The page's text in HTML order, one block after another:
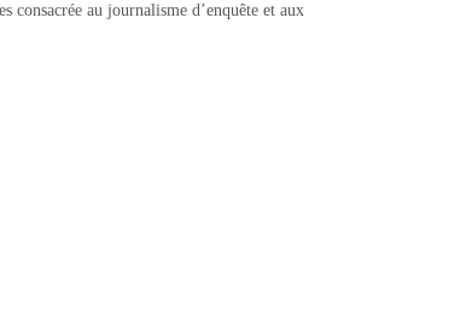
consacrée au journalisme d’enquête et aux